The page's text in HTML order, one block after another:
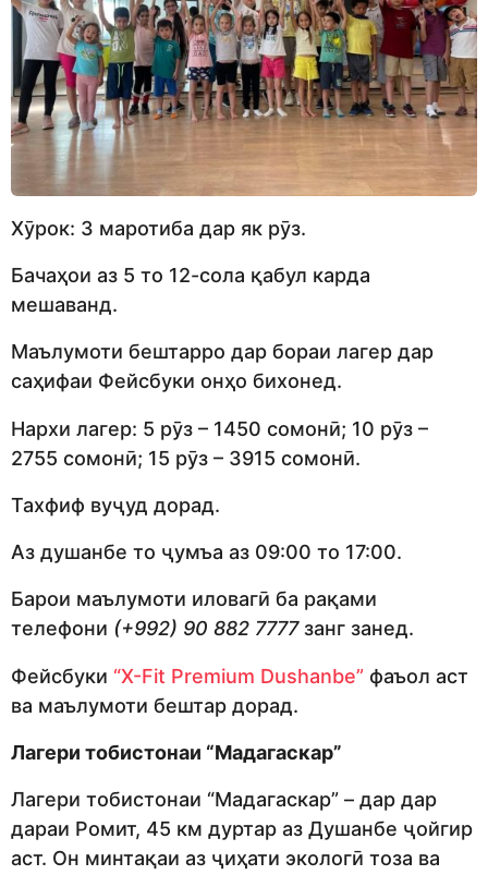
Хӯрок: 3 маротиба дар як рӯз.
Бачаҳои аз 5 то 12-сола қабул карда
мешаванд.
Маълумоти бештарро дар бораи лагер дар
саҳифаи Фейсбуки онҳо бихонед.
Нархи лагер: 5 рӯз – 1450 сомонӣ; 10 рӯз –
2755 сомонӣ; 15 рӯз – 3915 сомонӣ.
Тахфиф вуҷуд дорад.
Аз душанбе то ҷумъа аз 09:00 то 17:00.
Барои маълумоти иловагӣ ба рақами
телефони (+992) 90 882 7777занг занед.
Фейсбуки “X-Fit Premium Dushanbe” фаъол аст
ва маълумоти бештар дорад.
Лагери тобистонаи “Мадагаскар”
Лагери тобистонаи “Мадагаскар” – дар дар
дараи Ромит, 45 км дуртар аз Душанбе ҷойгир
аст. Он минтақаи аз ҷиҳати экологӣ тоза ва